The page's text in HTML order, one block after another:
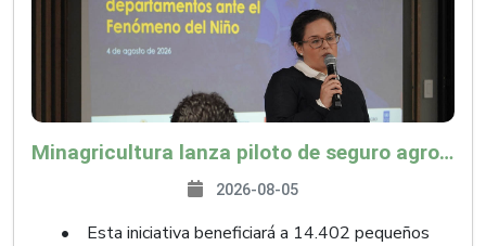
Minagricultura lanza piloto de seguro agropecuario por $9.625 millones para proteger a más de 14.000 pequeños productores contra riesgos del Fenómeno de El Niño
2026-08-05
• Esta iniciativa beneficiará a 14.402 pequeños